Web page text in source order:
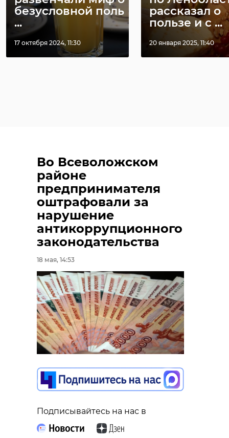
безусловной поль
...
17 октября 2024, 11:30
рассказал о
пользе и с ...
20 января 2025, 11:40
Во Всеволожском
районе
предпринимателя
оштрафовали за
нарушение
антикоррупционного
законодательства
18 мая, 14:53
Подписывайтесь на нас в